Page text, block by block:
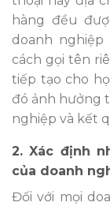
hàng đều
doanh
cách gọi tên
tiếp tạo cho
đó ảnh hưởng
nghiệp và kết
2. Xác định
của doanh
Đối với mọi